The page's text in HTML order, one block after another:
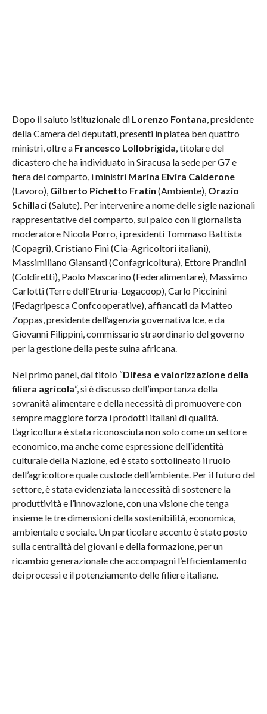
Dopo il saluto istituzionale di Lorenzo Fontana, presidente
della Camera dei deputati, presenti in platea ben quattro
ministri, oltre a Francesco Lollobrigida, titolare del
dicastero che ha individuato in Siracusa la sede per G7 e
fiera del comparto, i ministri Marina Elvira Calderone
(Lavoro), Gilberto Pichetto Fratin (Ambiente), Orazio
Schillaci(Salute). Per intervenire a nome delle sigle nazionali
rappresentative del comparto, sul palco con il giornalista
moderatore Nicola Porro, i presidenti Tommaso Battista
(Copagri), Cristiano Fini (Cia-Agricoltori italiani),
Massimiliano Giansanti (Confagricoltura), Ettore Prandini
(Coldiretti), Paolo Mascarino (Federalimentare), Massimo
Carlotti (Terre dell’Etruria-Legacoop), Carlo Piccinini
(Fedagripesca Confcooperative), affiancati da Matteo
Zoppas, presidente dell’agenzia governativa Ice, e da
Giovanni Filippini, commissario straordinario del governo
per la gestione della peste suina africana.
Nel primo panel, dal titolo “Difesa e valorizzazione della
filiera agricola“, si è discusso dell’importanza della
sovranità alimentare e della necessità di promuovere con
sempre maggiore forza i prodotti italiani di qualità.
L’agricoltura è stata riconosciuta non solo come un settore
economico, ma anche come espressione dell’identità
culturale della Nazione, ed è stato sottolineato il ruolo
dell’agricoltore quale custode dell’ambiente. Per il futuro del
settore, è stata evidenziata la necessità di sostenere la
produttività e l’innovazione, con una visione che tenga
insieme le tre dimensioni della sostenibilità, economica,
ambientale e sociale. Un particolare accento è stato posto
sulla centralità dei giovani e della formazione, per un
ricambio generazionale che accompagni l’efficientamento
dei processi e il potenziamento delle filiere italiane.